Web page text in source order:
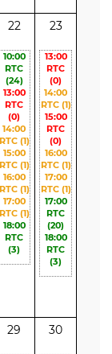
22
10:00
RTC
(24)
13:00
RTC
(0)
14:00
RTC (1)
15:00
RTC (1)
16:00
RTC (1)
17:00
RTC (1)
18:00
RTC
(3)
23
13:00
RTC
(0)
14:00
RTC (1)
15:00
RTC
(0)
16:00
RTC (1)
17:00
RTC (1)
17:00
RTC
(20)
18:00
RTC
(3)
29 30